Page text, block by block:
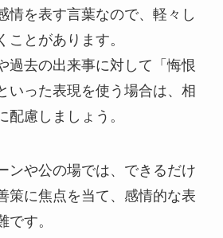
情を表す言葉なので、軽々し
ことがあります。
過去の出来事に対して「悔恨
いった表現を使う場合は、相
配慮しましょう。
ンや公の場では、できるだけ
策に焦点を当て、感情的な表
です。